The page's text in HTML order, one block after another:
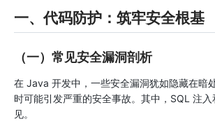
一、代码防护：筑牢安全根基
（一）常见安全漏洞剖析
在 Java 开发中，一些安全漏洞犹如隐藏在暗
时可能引发严重的安全事故。其中，SQL 注入
见。